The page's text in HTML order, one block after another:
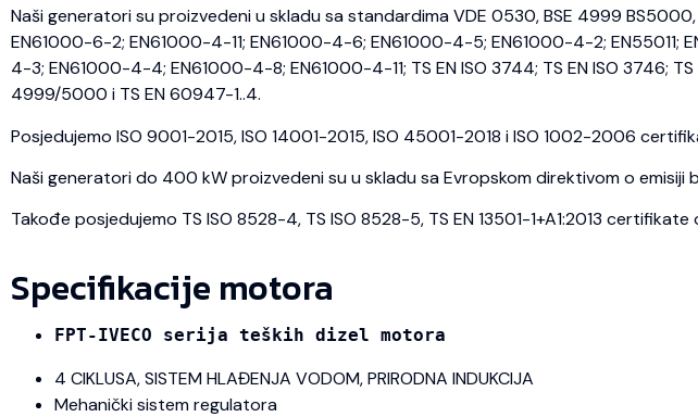
Naši generatori su proizvedeni u skladu sa standardima VDE 0530, BSE 4999 BS5000,
EN61000-6-2; EN61000-4-11; EN61000-4-6; EN61000-4-5; EN61000-4-2; EN55011;
4-3; EN61000-4-4; EN61000-4-8; EN61000-4-11; TS EN ISO 3744; TS EN ISO 3746;
4999/5000 i TS EN 60947-1..4.
Posjedujemo ISO 9001-2015, ISO 14001-2015, ISO 45001-2018 i ISO 1002-2006
Naši generatori do 400 kW proizvedeni su u skladu sa Evropskom direktivom o
Takođe posjedujemo TS ISO 8528-4, TS ISO 8528-5, TS EN 13501-1+A1:2013
Specifikacije motora
FPT-IVECO serija teških dizel motora
4 CIKLUSA, SISTEM HLAĐENJA VODOM, PRIRODNA INDUKCIJA
Mehanički sistem regulatora